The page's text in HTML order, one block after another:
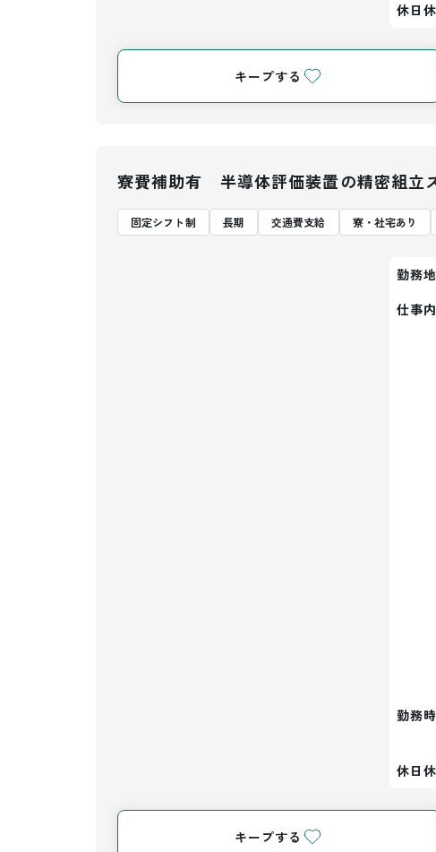
休日
キープする
寮費補助有 半導体評価装置の精密組立
固定シフト制 長期 交通費支給 寮・社宅あり
勤務
仕事
勤務
休日
キープする